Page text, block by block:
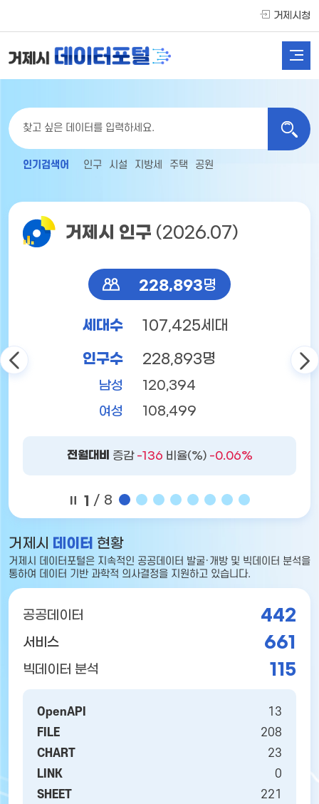
거제시청
인기검색어 인구 시설 지방세 주택 공원
거제시 인구 (2026.07)
228,893명
세대수
107,425세대
인구수
228,893명
남성
120,394
여성
108,499
전월대비 증감 -136 비율(%) -0.06%
1 / 8
거제시 데이터 현황
거제시 데이터포털은 지속적인 공공데이터 발굴·개방 및 빅데이터 분석을
통하여 데이터 기반 과학적 의사결정을 지원하고 있습니다.
공공데이터 442
서비스 661
빅데이터 분석 115
OpenAPI
13
FILE
208
CHART
23
LINK
0
SHEET
221